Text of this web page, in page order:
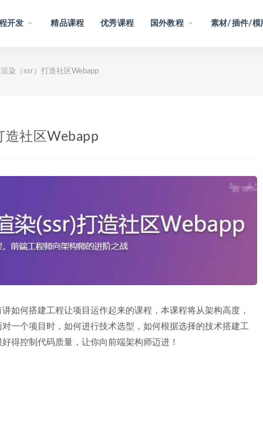
开发 精品课程 优秀课程 国外教程 素材/插件/模
染（ssr）打造社区Webapp
造社区Webapp
如何搭建工程让项目运作起来的课程，本课程将从架构高度，
一个项目时，如何进行技术选型，如何根据选择的技术搭建工
得控制代码质量，让你向前端架构师迈进！